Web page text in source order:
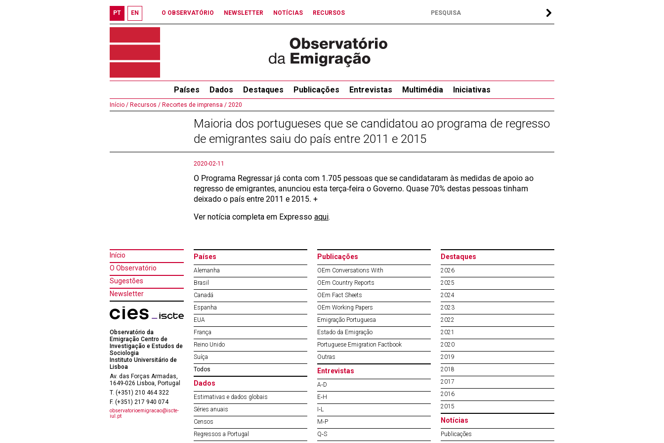
PT EN O OBSERVATÓRIO NEWSLETTER NOTÍCIAS RECURSOS
Países Dados Destaques Publicações Entrevistas Multimédia Iniciativas
Início / Recursos / Recortes de imprensa / 2020
Maioria dos portugueses que se candidatou ao programa de regresso
de emigrantes saiu do país entre 2011 e 2015
2020-02-11
O Programa Regressar já conta com 1.705 pessoas que se candidataram às medidas de apoio ao
regresso de emigrantes, anunciou esta terça-feira o Governo. Quase 70% destas pessoas tinham
deixado o país entre 2011 e 2015. +
Ver notícia completa em Expresso aqui.
Início
O Observatório
Sugestões
Newsletter
Observatório da
Emigração Centro de
Investigação e Estudos de
Sociologia
Instituto Universitário de
Lisboa
Av. das Forças Armadas,
1649-026 Lisboa, Portugal
T. (+351) 210 464 322
F. (+351) 217 940 074
observatorioemigracao@iscte-
iul.pt
Países
Alemanha
Brasil
Canadá
Espanha
EUA
França
Reino Unido
Suíça
Todos
Dados
Estimativas e dados globais
Séries anuais
Censos
Regressos a Portugal
Publicações
OEm Conversations With
OEm Country Reports
OEm Fact Sheets
OEm Working Papers
Emigração Portuguesa
Estado da Emigração
Portuguese Emigration Factbook
Outras
Entrevistas
A‐D
E‐H
I‐L
M‐P
Q‐S
Destaques
2026
2025
2024
2023
2022
2021
2020
2019
2018
2017
2016
2015
Notícias
Publicações